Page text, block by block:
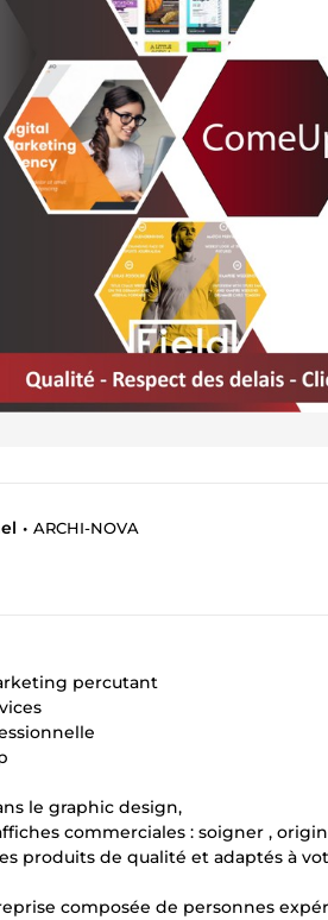
• ARCHI-NOVA
percutant
le graphic design,
commerciales : soigner ,
produits de qualité et adaptés à
composée de personnes